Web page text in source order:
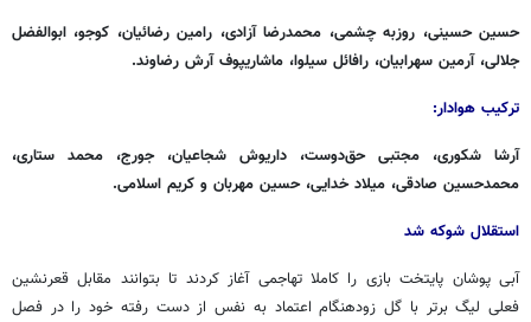
حسین حسینی، روزبه چشمی، محمدرضا آزادی، رامین رضائیان، کوجو، ابوالفضل
جلالی، آرمین سهرابیان، رافائل سیلوا، ماشاریپوف آرش رضاوند.
ترکیب هوادار:
آرشا شکوری، مجتبی حق‌دوست، داریوش شجاعیان، جورج، محمد ستاری،
محمدحسین صادقی، میلاد خدایی، حسین مهربان و کریم اسلامی.
استقلال شوکه شد
آبی پوشان پایتخت بازی را کاملا تهاجمی آغاز کردند تا بتوانند مقابل قعرنشین
فعلی لیگ برتر با گل زودهنگام اعتماد به نفس از دست رفته خود را در فصل